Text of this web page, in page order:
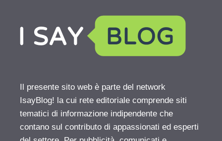
Il presente sito web è parte del network
IsayBlog! la cui rete editoriale comprende siti
tematici di informazione indipendente che
contano sul contributo di appassionati ed esperti